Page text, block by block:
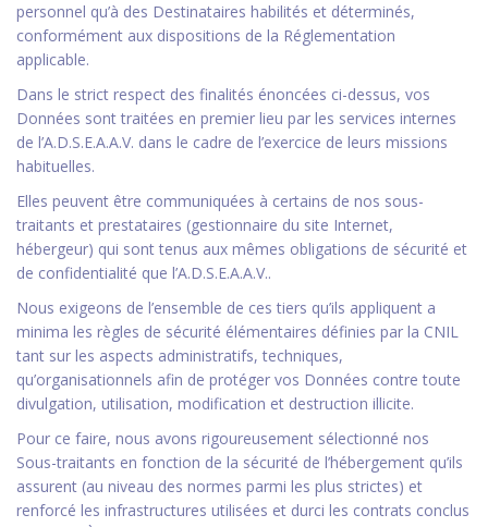
personnel qu’à des Destinataires habilités et déterminés,
conformément aux dispositions de la Réglementation
applicable.
Dans le strict respect des finalités énoncées ci-dessus, vos
Données sont traitées en premier lieu par les services internes
de l’A.D.S.E.A.A.V. dans le cadre de l’exercice de leurs missions
habituelles.
Elles peuvent être communiquées à certains de nos sous-
traitants et prestataires (gestionnaire du site Internet,
hébergeur) qui sont tenus aux mêmes obligations de sécurité et
de confidentialité que l’A.D.S.E.A.A.V..
Nous exigeons de l’ensemble de ces tiers qu’ils appliquent a
minima les règles de sécurité élémentaires définies par la CNIL
tant sur les aspects administratifs, techniques,
qu’organisationnels afin de protéger vos Données contre toute
divulgation, utilisation, modification et destruction illicite.
Pour ce faire, nous avons rigoureusement sélectionné nos
Sous-traitants en fonction de la sécurité de l’hébergement qu’ils
assurent (au niveau des normes parmi les plus strictes) et
renforcé les infrastructures utilisées et durci les contrats conclus